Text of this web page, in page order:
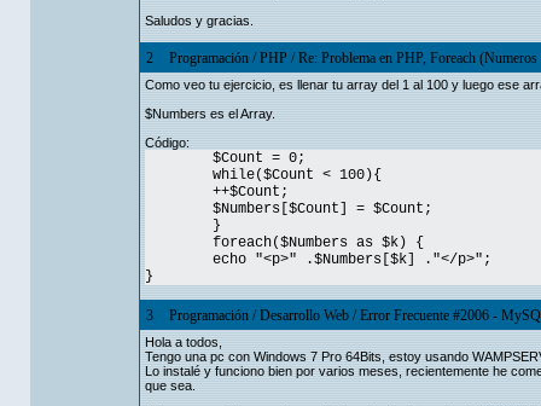
Saludos y gracias.
2 Programación/PHP /Re: Problema en PHP, Foreach
Como veo tu ejercicio, es llenar tu array del 1 al 100 y luego ese
$Numbers es el Array.
Código:
$Count = 0;
while($Count < 100){
++$Count;
$Numbers[$Count] = $Count;
}
foreach($Numbers as $k) {
echo "<p>" .$Numbers[$k] ."</p>";
}
3 Programación/Desarrollo Web/Error Frecuente #2006 -
Hola a todos,
Tengo una pc con Windows 7 Pro 64Bits, estoy usando
Lo instalé y funciono bien por varios meses, recientemente he
que sea.